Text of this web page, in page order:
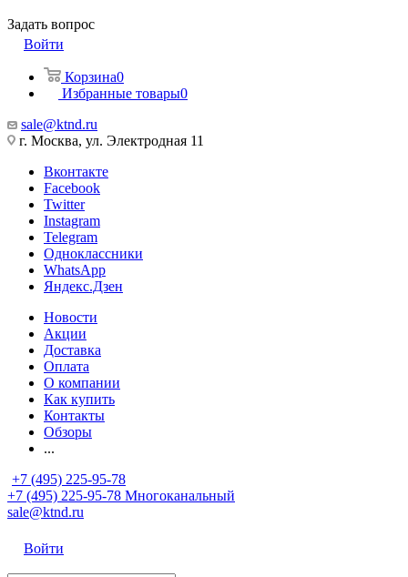
Задать вопрос
Войти
Корзина0
Избранные товары0
sale@ktnd.ru
г. Москва, ул. Электродная 11
Вконтакте
Facebook
Twitter
Instagram
Telegram
Одноклассники
WhatsApp
Яндекс.Дзен
Новости
Акции
Доставка
Оплата
О компании
Как купить
Контакты
Обзоры
...
+7 (495) 225-95-78
+7 (495) 225-95-78 Многоканальный
sale@ktnd.ru
Войти